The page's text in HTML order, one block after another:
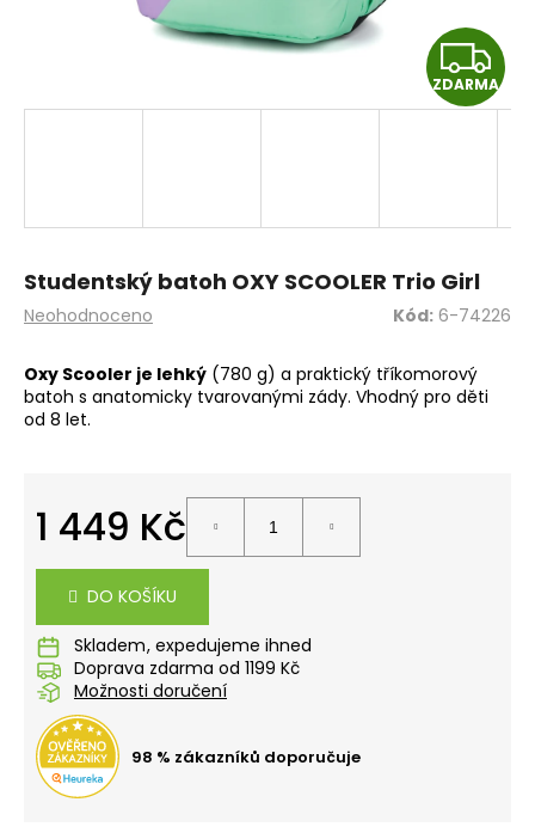
Průměrné
je
0,0
z
Neohodnoceno
Studentský batoh OXY SCOOLER Trio Girl
Kód: 6-74226
Oxy Scooler je lehký (780 g) a praktický tříkomorový
batoh s anatomicky tvarovanými zády. Vhodný pro děti
od 8 let.
1 449 Kč
DO KOŠÍKU
Skladem
Doprava zdarma od 1199 Kč
Možnosti doručení
98 % zákazníků doporučuje
Z
D
A
ZDARMA
t
HLEDAT
D
o
p
u
u
e
m
e
SEŠIT
A5
544
KŘEČEK